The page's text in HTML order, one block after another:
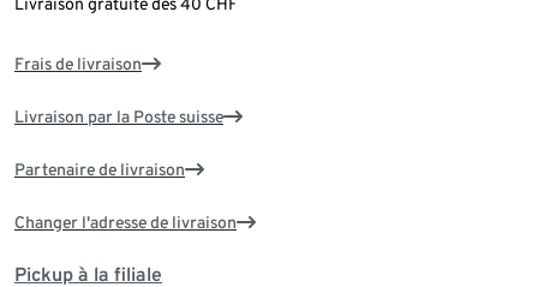
Frais de livraison
Livraison par la Poste suisse
Partenaire de livraison
Changer l'adresse de livraison
Pickup à la filiale